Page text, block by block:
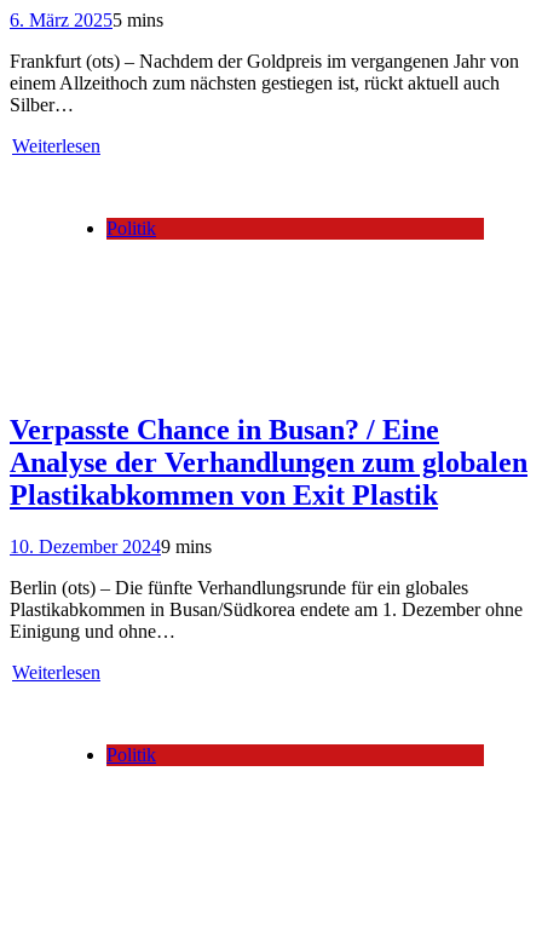
6. März 20255 mins
Frankfurt (ots) – Nachdem der Goldpreis im vergangenen Jahr von
einem Allzeithoch zum nächsten gestiegen ist, rückt aktuell auch
Silber…
Weiterlesen
Politik
Verpasste Chance in Busan? / Eine
Analyse der Verhandlungen zum globalen
Plastikabkommen von Exit Plastik
10. Dezember 20249 mins
Berlin (ots) – Die fünfte Verhandlungsrunde für ein globales
Plastikabkommen in Busan/Südkorea endete am 1. Dezember ohne
Einigung und ohne…
Weiterlesen
Politik